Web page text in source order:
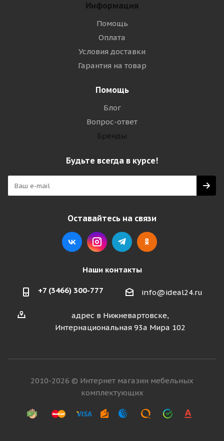
Информация
Помощь
Оплата
Условия доставки
Гарантия на товар
Помощь
Блог
Вопрос-ответ
Бренды
Будьте всегда в курсе!
Оставайтесь на связи
Наши контакты
+7 (3466) 300-777 info@ideal24.ru
адрес в Нижневартовске,
Интернациональная 93а Мира 102
2010-2026 © Интернет магазин мебельных
комплектующих